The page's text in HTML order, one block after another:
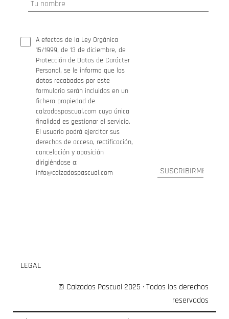
A efectos de la Ley Orgánica
15/1999, de 13 de diciembre, de
Protección de Datos de Carácter
Personal, se le informa que los
datos recabados por este
formulario serán incluidos en un
fichero propiedad de
calzadospascual.com cuya única
finalidad es gestionar el servicio.
El usuario podrá ejercitar sus
derechos de acceso, rectificación,
cancelación y oposición
dirigiéndose a:
info@calzadospascual.com
LEGAL
© Calzados Pascual 2025 · Todos los derechos
reservados